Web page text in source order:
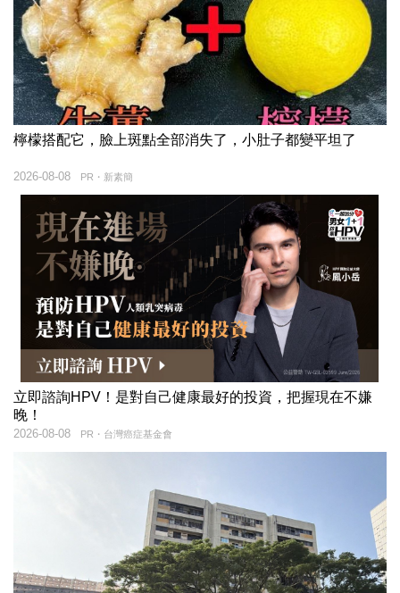
檸檬搭配它，臉上斑點全部消失了，小肚子都變平坦了
PR・新素簡
2026-08-08
立即諮詢HPV！是對自己健康最好的投資，把握現在不嫌
晚！
PR・台灣癌症基金會
2026-08-08